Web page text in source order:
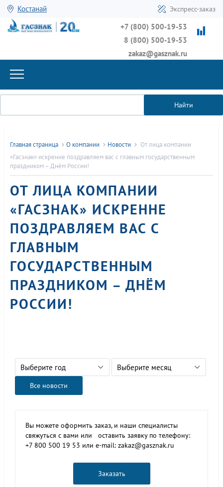
Костанай Экспресс-заказ
+7 (800) 500-19-53
8 (800) 500-19-53
zakaz@gasznak.ru
Найти
Главная страница О компании Новости
От лица компании
«Гасзнак» искренне поздравляем вас с главным государственным
праздником – Днём России!
ОТ ЛИЦА КОМПАНИИ
«ГАСЗНАК» ИСКРЕННЕ
ПОЗДРАВЛЯЕМ ВАС С
ГЛАВНЫМ
ГОСУДАРСТВЕННЫМ
ПРАЗДНИКОМ – ДНЁМ
РОССИИ!
Выберите год Выберите месяц
Все новости
Вы можете оформить заказ, и наши специалисты
свяжуться с вами или оставить заявку по телефону:
+7 800 500 19 53 или e-mail: zakaz@gasznak.ru
Заказать